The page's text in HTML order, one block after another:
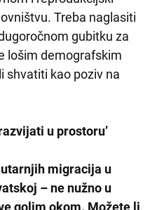
Treba naglasiti
gubitku za
lošim demografskim
shvatiti kao poziv na
u prostoru’
migracija u
– ne nužno u
golim okom. Možete li,